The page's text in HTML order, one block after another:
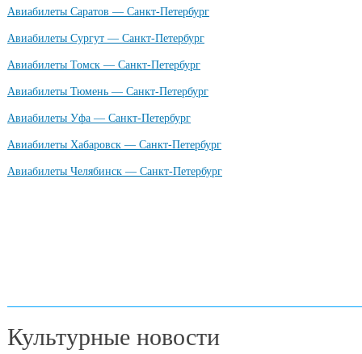
Авиабилеты Саратов — Санкт-Петербург
Авиабилеты Сургут — Санкт-Петербург
Авиабилеты Томск — Санкт-Петербург
Авиабилеты Тюмень — Санкт-Петербург
Авиабилеты Уфа — Санкт-Петербург
Авиабилеты Хабаровск — Санкт-Петербург
Авиабилеты Челябинск — Санкт-Петербург
Культурные новости